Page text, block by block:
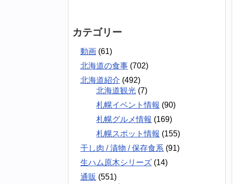
カテゴリー
動画 (61)
北海道の食事 (702)
北海道紹介 (492)
北海道観光 (7)
札幌イベント情報 (90)
札幌グルメ情報 (169)
札幌スポット情報 (155)
干し肉 / 漬物 / 保存食系 (91)
生ハム原木シリーズ (14)
通販 (551)